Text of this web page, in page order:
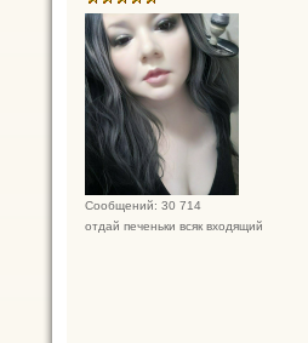
Сообщений: 30 714
отдай печеньки всяк входящий